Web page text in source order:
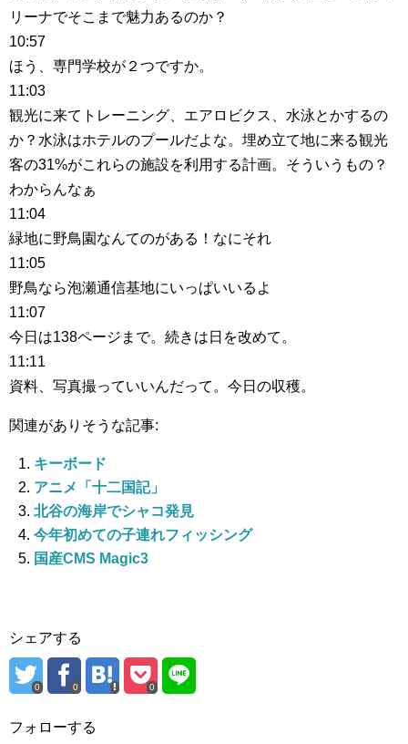
リーナでそこまで魅力あるのか？
10:57
ほう、専門学校が２つですか。
11:03
観光に来てトレーニング、エアロビクス、水泳とかするの
か？水泳はホテルのプールだよな。埋め立て地に来る観光
客の31%がこれらの施設を利用する計画。そういうもの？
わからんなぁ
11:04
緑地に野鳥園なんてのがある！なにそれ
11:05
野鳥なら泡瀬通信基地にいっぱいいるよ
11:07
今日は138ページまで。続きは日を改めて。
11:11
資料、写真撮っていいんだって。今日の収穫。
関連がありそうな記事:
キーボード
アニメ「十二国記」
北谷の海岸でシャコ発見
今年初めての子連れフィッシング
国産CMS Magic3
シェアする
0 0 0
フォローする